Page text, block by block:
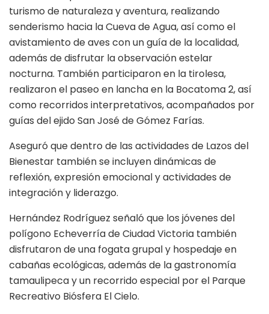
turismo de naturaleza y aventura, realizando
senderismo hacia la Cueva de Agua, así como el
avistamiento de aves con un guía de la localidad,
además de disfrutar la observación estelar
nocturna. También participaron en la tirolesa,
realizaron el paseo en lancha en la Bocatoma 2, así
como recorridos interpretativos, acompañados por
guías del ejido San José de Gómez Farías.
Aseguró que dentro de las actividades de Lazos del
Bienestar también se incluyen dinámicas de
reflexión, expresión emocional y actividades de
integración y liderazgo.
Hernández Rodríguez señaló que los jóvenes del
polígono Echeverría de Ciudad Victoria también
disfrutaron de una fogata grupal y hospedaje en
cabañas ecológicas, además de la gastronomía
tamaulipeca y un recorrido especial por el Parque
Recreativo Biósfera El Cielo.